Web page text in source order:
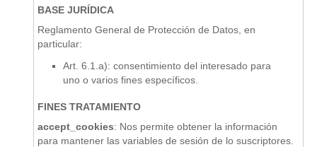
BASE JURÍDICA
Reglamento General de Protección de Datos, en
particular:
Art. 6.1.a): consentimiento del interesado para
uno o varios fines específicos.
FINES TRATAMIENTO
accept_cookies: Nos permite obtener la información
para mantener las variables de sesión de lo suscriptores.